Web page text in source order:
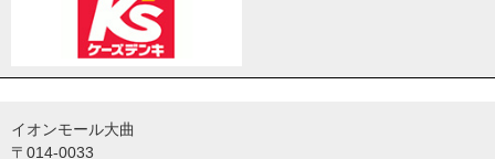
イオンモール大曲
〒014-0033